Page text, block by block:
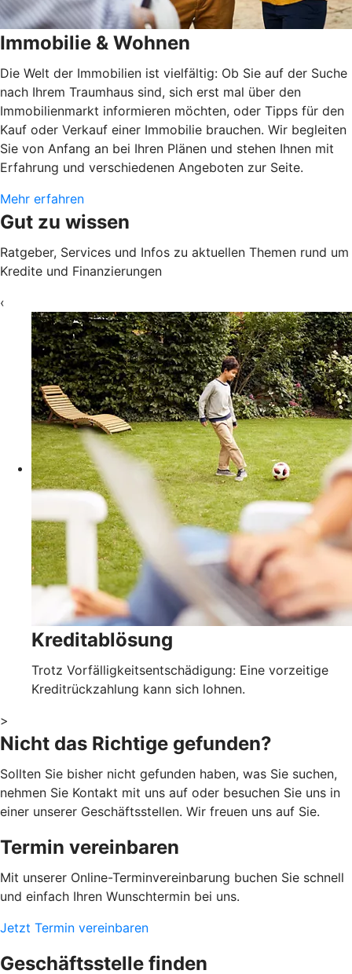
Immobilie & Wohnen
Die Welt der Immobilien ist vielfältig: Ob Sie auf der Suche
nach Ihrem Traumhaus sind, sich erst mal über den
Immobilienmarkt informieren möchten, oder Tipps für den
Kauf oder Verkauf einer Immobilie brauchen. Wir begleiten
Sie von Anfang an bei Ihren Plänen und stehen Ihnen mit
Erfahrung und verschiedenen Angeboten zur Seite.
Mehr erfahren
Gut zu wissen
Ratgeber, Services und Infos zu aktuellen Themen rund um
Kredite und Finanzierungen
‹
Kreditablösung
Trotz Vorfälligkeitsentschädigung: Eine vorzeitige
Kreditrückzahlung kann sich lohnen.
>
Nicht das Richtige gefunden?
Sollten Sie bisher nicht gefunden haben, was Sie suchen,
nehmen Sie Kontakt mit uns auf oder besuchen Sie uns in
einer unserer Geschäftsstellen. Wir freuen uns auf Sie.
Termin vereinbaren
Mit unserer Online-Terminvereinbarung buchen Sie schnell
und einfach Ihren Wunschtermin bei uns.
Jetzt Termin vereinbaren
Geschäftsstelle finden